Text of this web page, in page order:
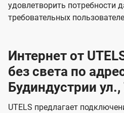
удовлетворить потребности
требовательных
Интернет от
без света по
Будиндустрии ул.,
UTELS предлагает